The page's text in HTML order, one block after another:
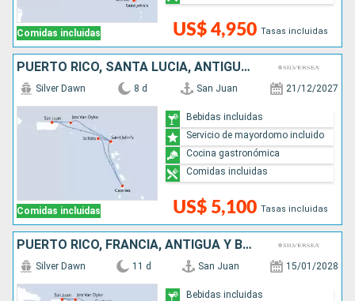
Comidas incluidas US$ 4,950 Tasas incluidas
PUERTO RICO, SANTA LUCIA, ANTIGUA Y BARBUDA
Comidas incluidas
Silver Dawn 8 d San Juan 21/12/2027
US$ 5,100 Tasas incluidas
Bebidas incluidas
Servicio de mayordomo incluido
Cocina gastronómica
Comidas incluidas
PUERTO RICO, FRANCIA, ANTIGUA Y BARBUDA, GRENADA, SAN VINCENT Y LAS GRANADINAS, SANTA LUCIA
Silver Dawn 11 d San Juan 15/01/2028
Bebidas incluidas